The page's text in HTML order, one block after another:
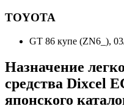
TOYOTA
GT 86 купе (ZN6_),
Назначение
средства Dixcel
японского